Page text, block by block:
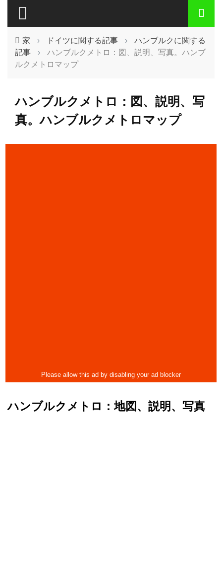
家 › ドイツに関する記事 ›
ハンブルクに関する
記事
›
ハンブルクメトロ：図、説明、写真。ハンブ
ルクメトロマップ
ハンブルクメトロ：図、説明、写
真。ハンブルクメトロマップ
ハンブルクメトロ：地図、説明、写真